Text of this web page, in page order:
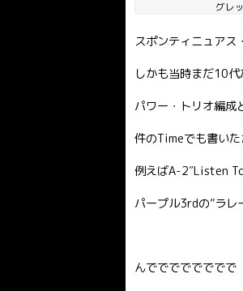
グレ
スポンティニュアス
しかも当時まだ10
パワー・トリオ編成
件のTimeでも書い
例えばA-2″Listen
パープル3rdの”ラレ
んでででででででで